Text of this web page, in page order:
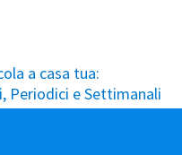
a casa tua:
Periodici e Settimanali